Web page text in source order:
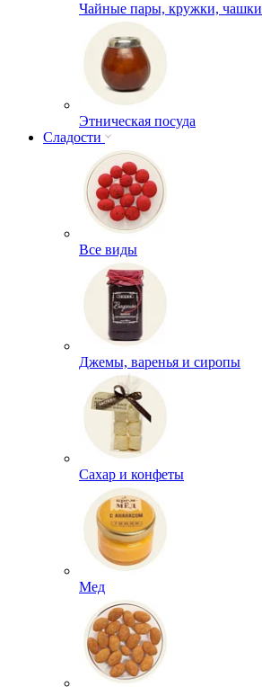
Чайные пары, кружки, чашки
Этническая посуда
Сладости
Все виды
Джемы, варенья и сиропы
Сахар и конфеты
Мед